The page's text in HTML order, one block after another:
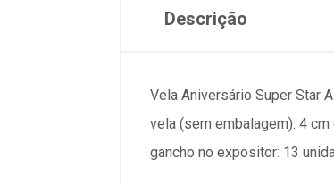
Descrição
Vela Aniversário Super Star
vela (sem embalagem): 4
gancho no expositor: 13